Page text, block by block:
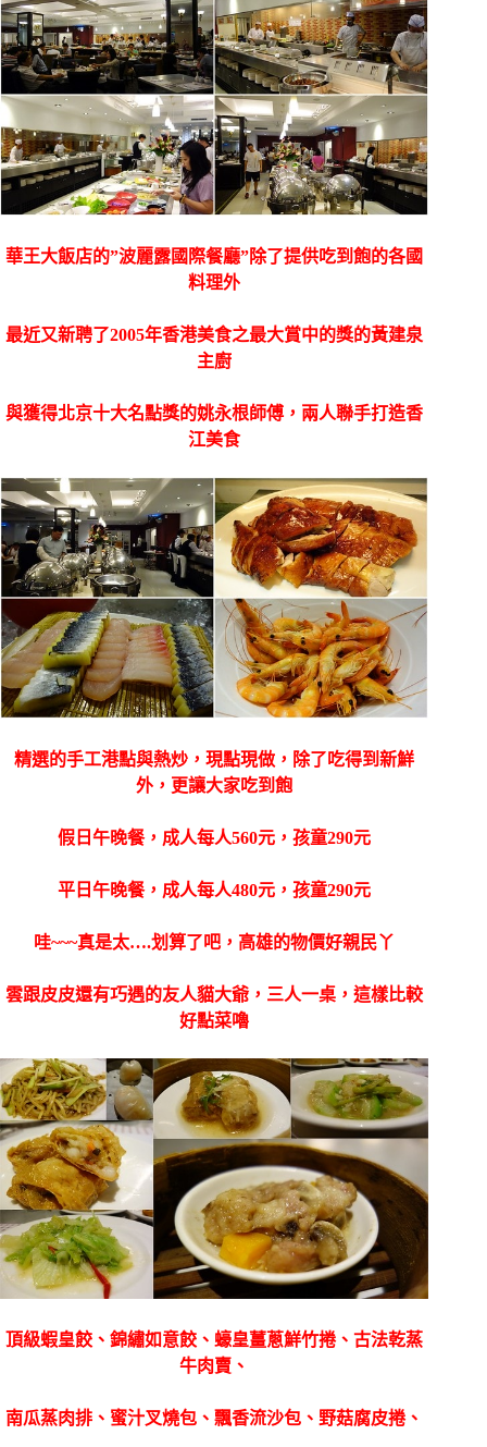
華王大飯店的”波麗露國際餐廳”除了提供吃到飽的各國
料理外
最近又新聘了2005年香港美食之最大賞中的獎的黃建泉
主廚
與獲得北京十大名點獎的姚永根師傅， 兩人聯手打造香
江美食
精選的手工港點與熱炒，現點現做，除了吃得到新鮮
外， 更讓大家吃到飽
假日午晚餐，成人每人560元，孩童290元
平日午晚餐，成人每人480元，孩童290元
哇~~~真是太….划算了吧，高雄的物價好親民丫
雲跟皮皮還有巧遇的友人貓大爺，三人一桌，這樣比較
好點菜嚕
頂級蝦皇餃、錦繡如意餃、蠔皇薑蔥鮮竹捲、古法乾蒸
牛肉賣、
南瓜蒸肉排、蜜汁叉燒包、飄香流沙包、野菇腐皮捲、